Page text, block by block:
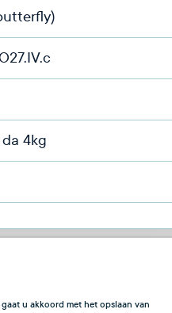
4kg
u akkoord met het opslaan van